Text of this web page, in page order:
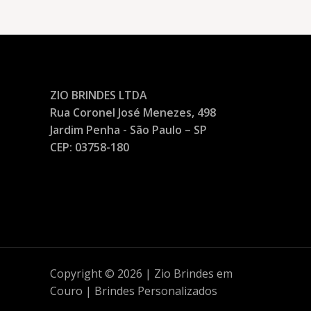
ZIO BRINDES LTDA
Rua Coronel José Menezes, 498
Jardim Penha - São Paulo – SP
CEP: 03758-180
Copyright © 2026 | Zio Brindes em
Couro | Brindes Personalizados